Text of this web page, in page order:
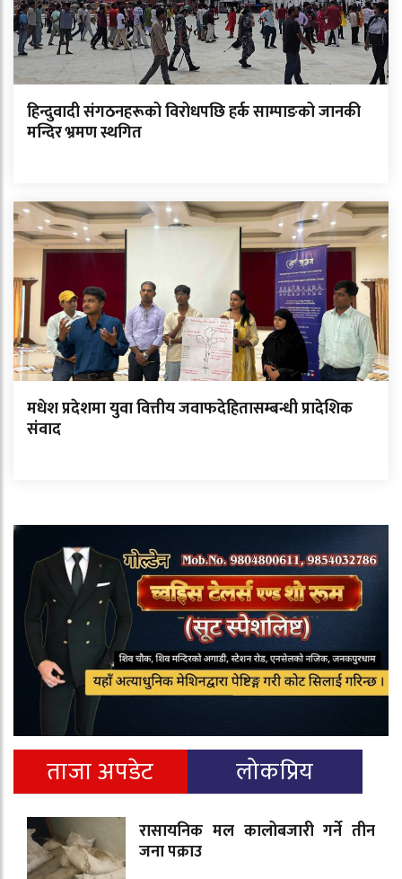
हिन्दुवादी संगठनहरूको विरोधपछि हर्क साम्पाङको जानकी
मन्दिर भ्रमण स्थगित
मधेश प्रदेशमा युवा वित्तीय जवाफदेहितासम्बन्धी प्रादेशिक
संवाद
ताजा अपडेट लोकप्रिय
रासायनिक मल कालोबजारी गर्ने तीन
जना पक्राउ